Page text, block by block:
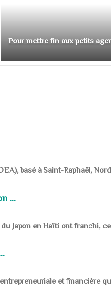
Pour mettre fin aux petits
basé à Saint-Raphaël,
...
Japon en Haïti ont franchi,
et financière